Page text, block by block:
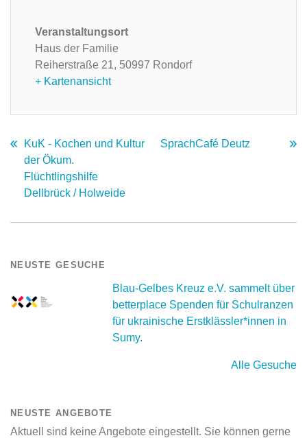
Veranstaltungsort
Haus der Familie
Reiherstraße 21, 50997 Rondorf
+ Kartenansicht
KuK - Kochen und Kultur
der Ökum.
Flüchtlingshilfe
Dellbrück / Holweide
SprachCafé Deutz
NEUSTE GESUCHE
Blau-Gelbes Kreuz e.V. sammelt über
betterplace Spenden für Schulranzen
für ukrainische Erstklässler*innen in
Sumy.
Alle Gesuche
NEUSTE ANGEBOTE
Aktuell sind keine Angebote eingestellt. Sie können gerne